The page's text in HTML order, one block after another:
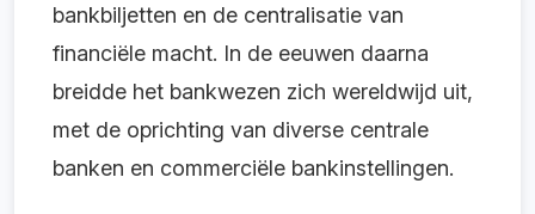
bankbiljetten en de centralisatie van
financiële macht. In de eeuwen daarna
breidde het bankwezen zich wereldwijd uit,
met de oprichting van diverse centrale
banken en commerciële bankinstellingen.